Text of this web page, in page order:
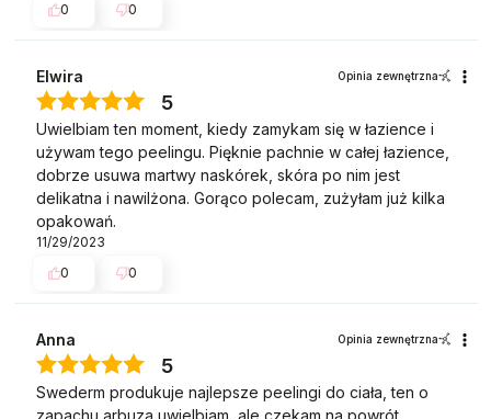
0
0
Elwira Opinia zewnętrzna
5
Uwielbiam ten moment, kiedy zamykam się w łazience i
używam tego peelingu. Pięknie pachnie w całej łazience,
dobrze usuwa martwy naskórek, skóra po nim jest
delikatna i nawilżona. Gorąco polecam, zużyłam już kilka
opakowań.
11/29/2023
0
0
Anna Opinia zewnętrzna
5
Swederm produkuje najlepsze peelingi do ciała, ten o
zapachu arbuza uwielbiam, ale czekam na powrót